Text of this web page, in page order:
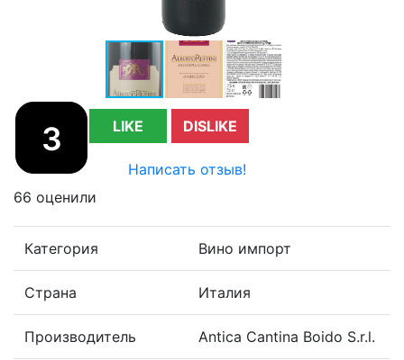
3 LIKE DISLIKE
Написать отзыв!
66 оценили
Категория Вино импорт
Страна Италия
Производитель Antica Cantina Boido S.r.l.